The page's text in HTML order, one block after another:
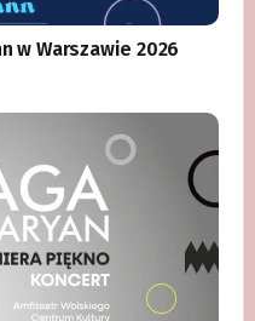
w Warszawie 2026